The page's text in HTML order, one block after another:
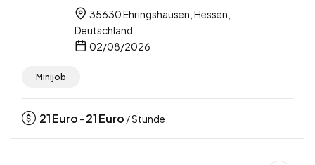
35630 Ehringshausen, Hessen,
Deutschland
02/08/2026
Minijob
21Euro - 21Euro / Stunde